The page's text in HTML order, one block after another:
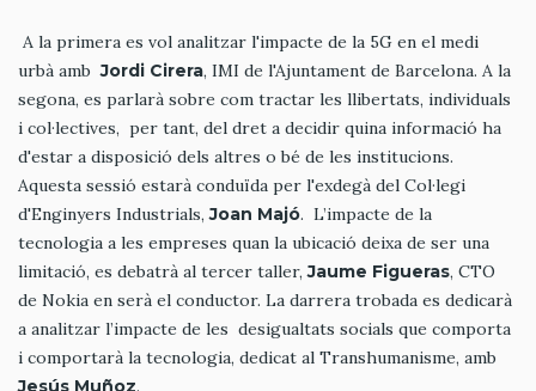
A la primera es vol analitzar l'impacte de la 5G en el medi
urbà ambJordi Cirera, IMI de l'Ajuntament de Barcelona. A la
segona, es parlarà sobre com tractar les llibertats, individuals
i col·lectives, per tant, del dret a decidir quina informació ha
d'estar a disposició dels altres o bé de les institucions.
Aquesta sessió estarà conduïda per l'exdegà del Col·legi
d'Enginyers Industrials,Joan Majó. L’impacte de la
tecnologia a les empreses quan la ubicació deixa de ser una
limitació, es debatrà al tercer taller,Jaume Figueras, CTO
de Nokia en serà el conductor. La darrera trobada es dedicarà
a analitzar l’impacte de les desigualtats socials que comporta
i comportarà la tecnologia, dedicat al Transhumanisme, amb
Jesús Muñoz.